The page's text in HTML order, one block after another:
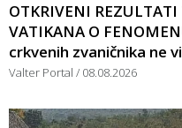
OTKRIVENI REZULTATI
VATIKANA O
crkvenih zvaničnika ne
Valter Portal 08.08.2026